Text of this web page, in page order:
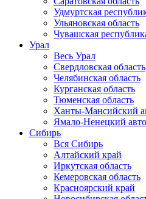
Удмуртская
Ульяновская область
Чувашская
Урал
Весь Урал
Свердловская область
Челябинская область
Курганская область
Тюменская область
Ханты-Мансийский
Ямало-Ненецкий
Сибирь
Вся Сибирь
Алтайский край
Иркутская область
Кемеровская область
Красноярский край